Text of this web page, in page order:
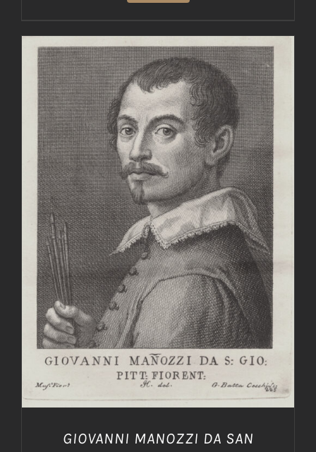
AGGIUNGI AL CARRELLO / DETTAGLI
GIOVANNI MANOZZI DA SAN